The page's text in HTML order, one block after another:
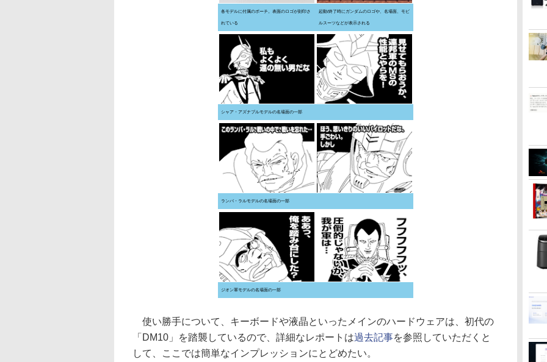
各モデルに付属のポーチ。表面のロゴが刻印さ
れている
起動/終了時にガンダムのロゴや、名場面、モビ
ルスーツなどが表示される
シャア・アズナブルモデルの名場面の一部
ランバ・ラルモデルの名場面の一部
ジオン軍モデルの名場面の一部
使い勝手について、キーボードや液晶といったメインのハードウェアは、初代の
「DM10」を踏襲しているので、詳細なレポートは過去記事を参照していただくと
して、ここでは簡単なインプレッションにとどめたい。